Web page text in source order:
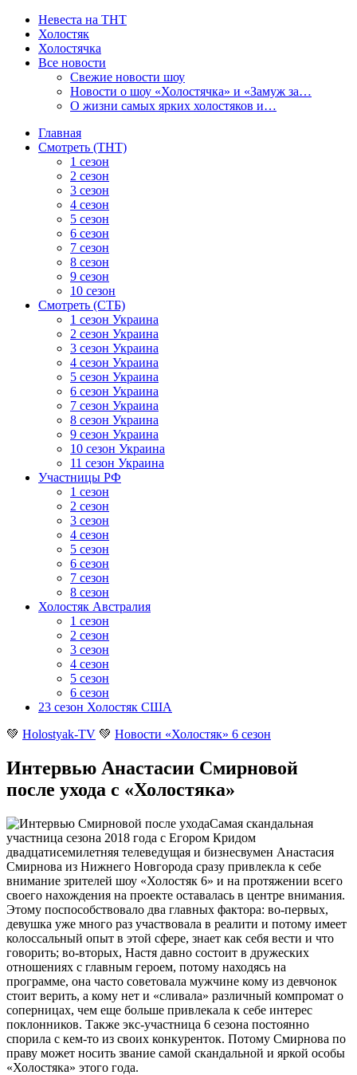
Невеста на ТНТ
Холостяк
Холостячка
Все новости
Свежие новости шоу
Новости о шоу «Холостячка» и «Замуж за…
О жизни самых ярких холостяков и…
Главная
Смотреть (ТНТ)
1 сезон
2 сезон
3 сезон
4 сезон
5 сезон
6 сезон
7 сезон
8 сезон
9 сезон
10 сезон
Смотреть (СТБ)
1 сезон Украина
2 сезон Украина
3 сезон Украина
4 сезон Украина
5 сезон Украина
6 сезон Украина
7 сезон Украина
8 сезон Украина
9 сезон Украина
10 сезон Украина
11 сезон Украина
Участницы РФ
1 сезон
2 сезон
3 сезон
4 сезон
5 сезон
6 сезон
7 сезон
8 сезон
Холостяк Австралия
1 сезон
2 сезон
3 сезон
4 сезон
5 сезон
6 сезон
23 сезон Холостяк США
💚 Holostyak-TV 💚 Новости «Холостяк» 6 сезон
Интервью Анастасии Смирновой
после ухода с «Холостяка»
Самая скандальная
участница сезона 2018 года с Егором Кридом
двадцатисемилетняя телеведущая и бизнесвумен Анастасия
Смирнова из Нижнего Новгорода сразу привлекла к себе
внимание зрителей шоу «Холостяк 6» и на протяжении всего
своего нахождения на проекте оставалась в центре внимания.
Этому поспособствовало два главных фактора: во-первых,
девушка уже много раз участвовала в реалити и потому имеет
колоссальный опыт в этой сфере, знает как себя вести и что
говорить; во-вторых, Настя давно состоит в дружеских
отношениях с главным героем, потому находясь на
программе, она часто советовала мужчине кому из девчонок
стоит верить, а кому нет и «сливала» различный компромат о
соперницах, чем еще больше привлекала к себе интерес
поклонников. Также экс-участница 6 сезона постоянно
спорила с кем-то из своих конкуренток. Потому Смирнова по
праву может носить звание самой скандальной и яркой особы
«Холостяка» этого года.